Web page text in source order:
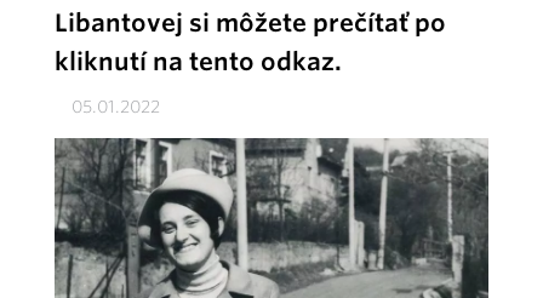
Libantovej si môžete prečítať po
kliknutí na tento odkaz.
05.01.2022